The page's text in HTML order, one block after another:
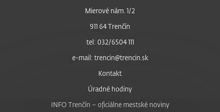
Mierové nám. 1/2
911 64 Trenčín
tel: 032/6504 111
e-mail: trencin@trencin.sk
Kontakt
Úradné hodiny
INFO Trenčín – oficiálne mestské noviny